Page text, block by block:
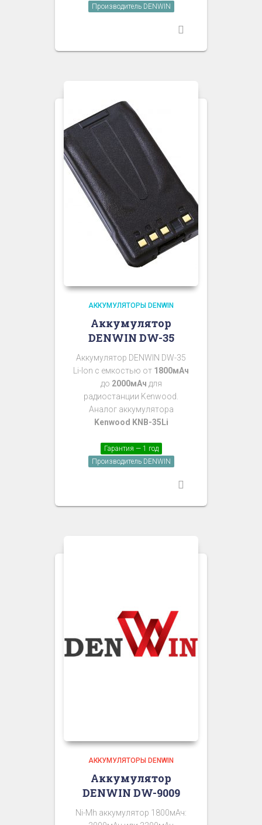
Производитель DENWIN
АККУМУЛЯТОРЫ DENWIN
Аккумулятор
DENWIN DW-35
Аккумулятор DENWIN DW-35
Li-Ion с емкостью от 1800мАч
до 2000мАч для
радиостанции Kenwood.
Аналог аккумулятора
Kenwood KNB-35Li
Гарантия — 1 год
Производитель DENWIN
АККУМУЛЯТОРЫ DENWIN
Аккумулятор
DENWIN DW-9009
Ni-Mh аккумулятор 1800мАч: